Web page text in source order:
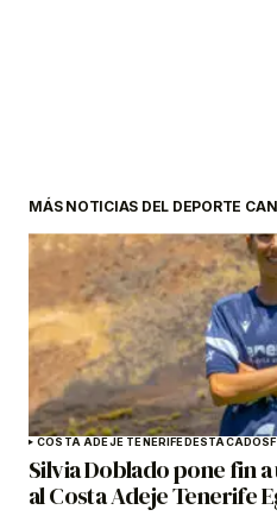
MÁS NOTICIAS DEL DEPORTE
COSTA ADEJE TENERIFE DESTACADOS
Silvia Doblado pone fin
al Costa Adeje Tenerife